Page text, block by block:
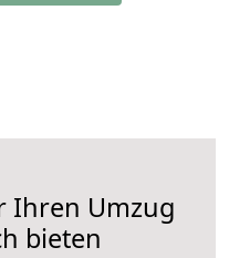
Ihren Umzug
bieten